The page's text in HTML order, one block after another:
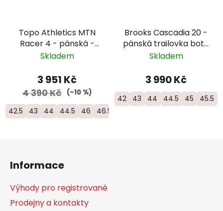
Topo Athletics MTN
Racer 4 - pánská -
šedá/žlutá
Skladem
3 951 Kč
4 390 Kč (–10 %)
42.5 43 44 44.5 46 46.5
Brooks Cascadia 20 -
pánská trailovka bota
do horského terénu -
Skladem
3 990 Kč
42 43 44 44.5 45 45.5
Informace
Výhody pro registrované
Prodejny a kontakty